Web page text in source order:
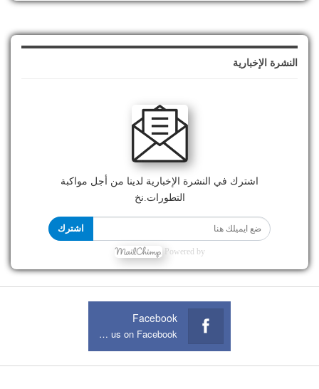
النشرة الإخبارية
اشترك في النشرة الإخبارية لدينا من أجل مواكبة
التطورات.نخ
اشترك
Powered by
Facebook
Join us on Facebook